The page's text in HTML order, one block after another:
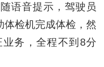
语音提示，驾驶员
体检机完成体检，然
务，全程不到8分